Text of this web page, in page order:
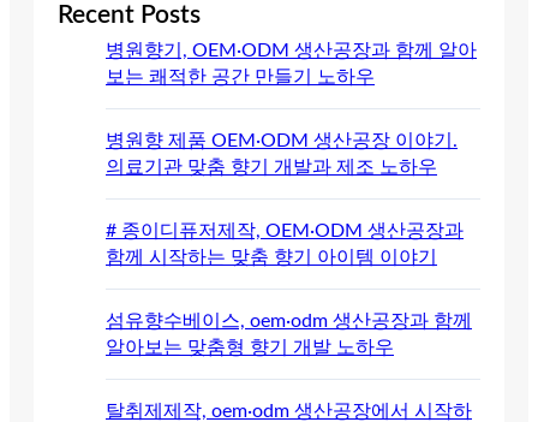
Recent Posts
병원향기, OEM·ODM 생산공장과 함께 알아
보는 쾌적한 공간 만들기 노하우
병원향 제품 OEM·ODM 생산공장 이야기.
의료기관 맞춤 향기 개발과 제조 노하우
# 종이디퓨저제작, OEM·ODM 생산공장과
함께 시작하는 맞춤 향기 아이템 이야기
섬유향수베이스, oem·odm 생산공장과 함께
알아보는 맞춤형 향기 개발 노하우
탈취제제작, oem·odm 생산공장에서 시작하